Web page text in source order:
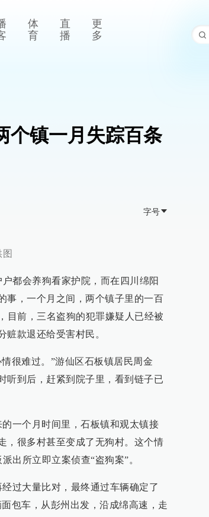
体
育
直
播
更
多
个镇一月失踪百条
字号
都会养狗看家护院，而在四川绵阳
事，一个月之间，两个镇子里的一百
目前，三名盗狗的犯罪嫌疑人已经被
款退还给受害村民。
很难过。”游仙区石板镇居民周金
听到后，赶紧到院子里，看到链子已
一个月时间里，石板镇和观太镇接
，很多村甚至变成了无狗村。这个情
出所立即立案侦查“盗狗案”。
过大量比对，最终通过车辆确定了
包车，从彭州出发，沿成绵高速，走